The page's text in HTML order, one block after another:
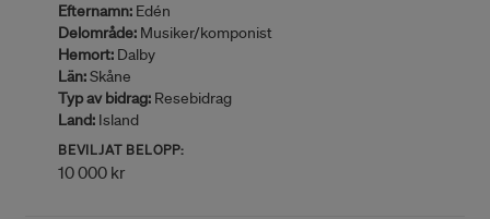
Efternamn: Edén
Delområde: Musiker/komponist
Hemort: Dalby
Län:Skåne
Typ av bidrag: Resebidrag
Land: Island
BEVILJAT BELOPP:
10 000 kr